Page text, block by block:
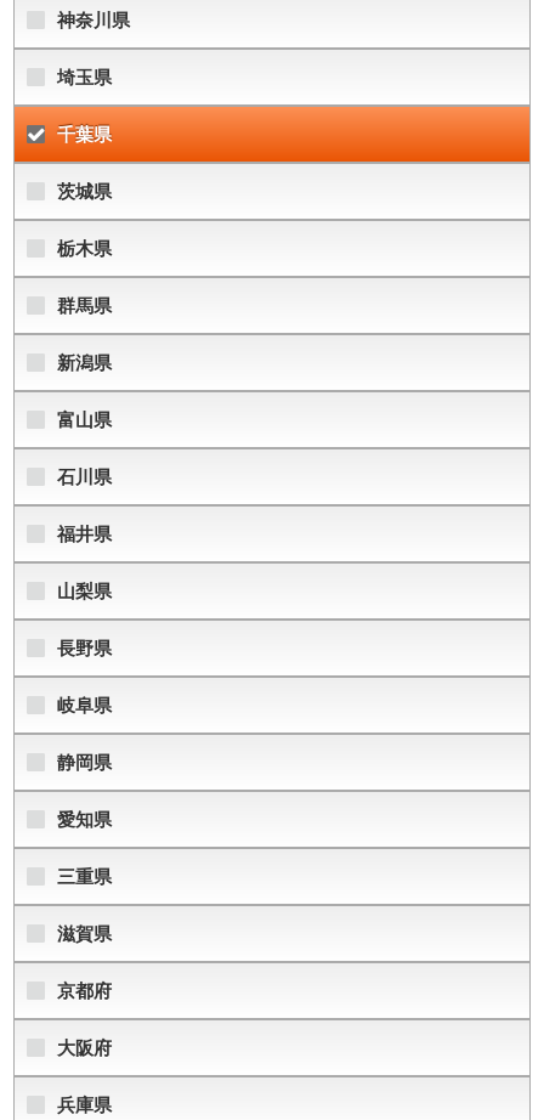
神奈川県
埼玉県
千葉県
茨城県
栃木県
群馬県
新潟県
富山県
石川県
福井県
山梨県
長野県
岐阜県
静岡県
愛知県
三重県
滋賀県
京都府
大阪府
兵庫県